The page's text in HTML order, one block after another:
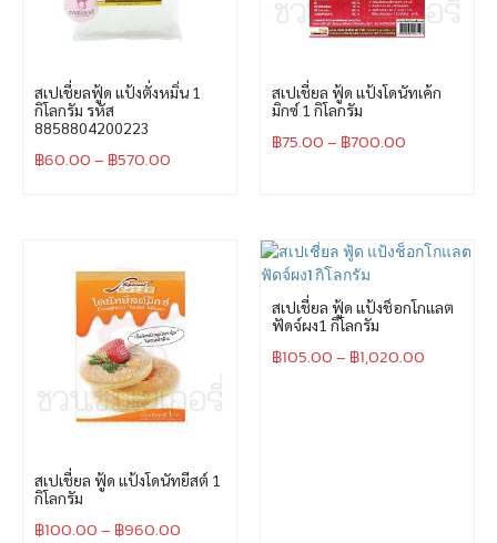
สเปเชี่ยลฟู้ด แป้งตั่งหมิ่น 1
กิโลกรัม รหัส
8858804200223
฿60.00– ฿570.00
สเปเชี่ยล ฟู้ด แป้งโดนัทเค้ก
มิกซ์ 1 กิโลกรัม
฿75.00– ฿700.00
สเปเชี่ยล ฟู้ด แป้งโดนัทยีสต์ 1
กิโลกรัม
฿100.00– ฿960.00
สเปเชี่ยล ฟู้ด แป้งช็อกโกแลต
ฟัดจ์ผง1 กิโลกรัม
฿105.00– ฿1,020.00